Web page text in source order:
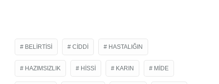
BELIRTISI CIDDI HASTALIĞIN
HAZIMSIZLIK HISSI KARIN MIDE